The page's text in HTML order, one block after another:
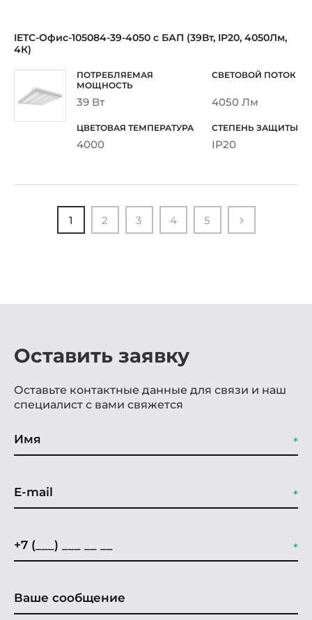
IETC-Офис-105084-39-4050 с БАП (39Вт, IP20, 4050Лм,
4К)
39 Вт 4050 Лм
4000 IP20
1 2 3 4 5
Оставить заявку
Оставьте контактные данные для связи и наш
специалист с вами свяжется